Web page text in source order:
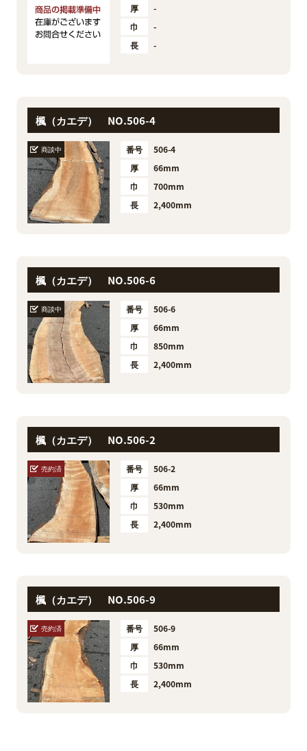
厚
-
巾
-
長
-
楓（カエデ） NO.506-4
商談中 番号
506-4
厚
66mm
巾
700mm
長
2,400mm
楓（カエデ） NO.506-6
商談中 番号
506-6
厚
66mm
巾
850mm
長
2,400mm
楓（カエデ） NO.506-2
売約済 番号
506-2
厚
66mm
巾
530mm
長
2,400mm
楓（カエデ） NO.506-9
売約済 番号
506-9
厚
66mm
巾
530mm
長
2,400mm